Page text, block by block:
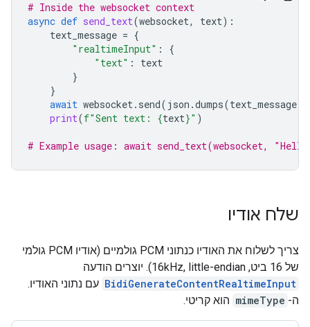
# Inside the websocket context
async def send_text(websocket, text):
text_message = {
"realtimeInput" :
{
"text" :
text
}
}
await websocket. send( json .dumps(text_message
print(f"Sent text: {text}" )
# Example usage: await send_text(websocket,
שלח אודיו
צריך לשלוח את האודיו כנתוני PCM גולמיים (אודיו PCM גולמי
של 16 ביט, 16kHz, little-endian). יוצרים הודעה
BidiGenerateContentRealtimeInput עם נתוני האודיו.
ה- mimeType הוא קריטי.